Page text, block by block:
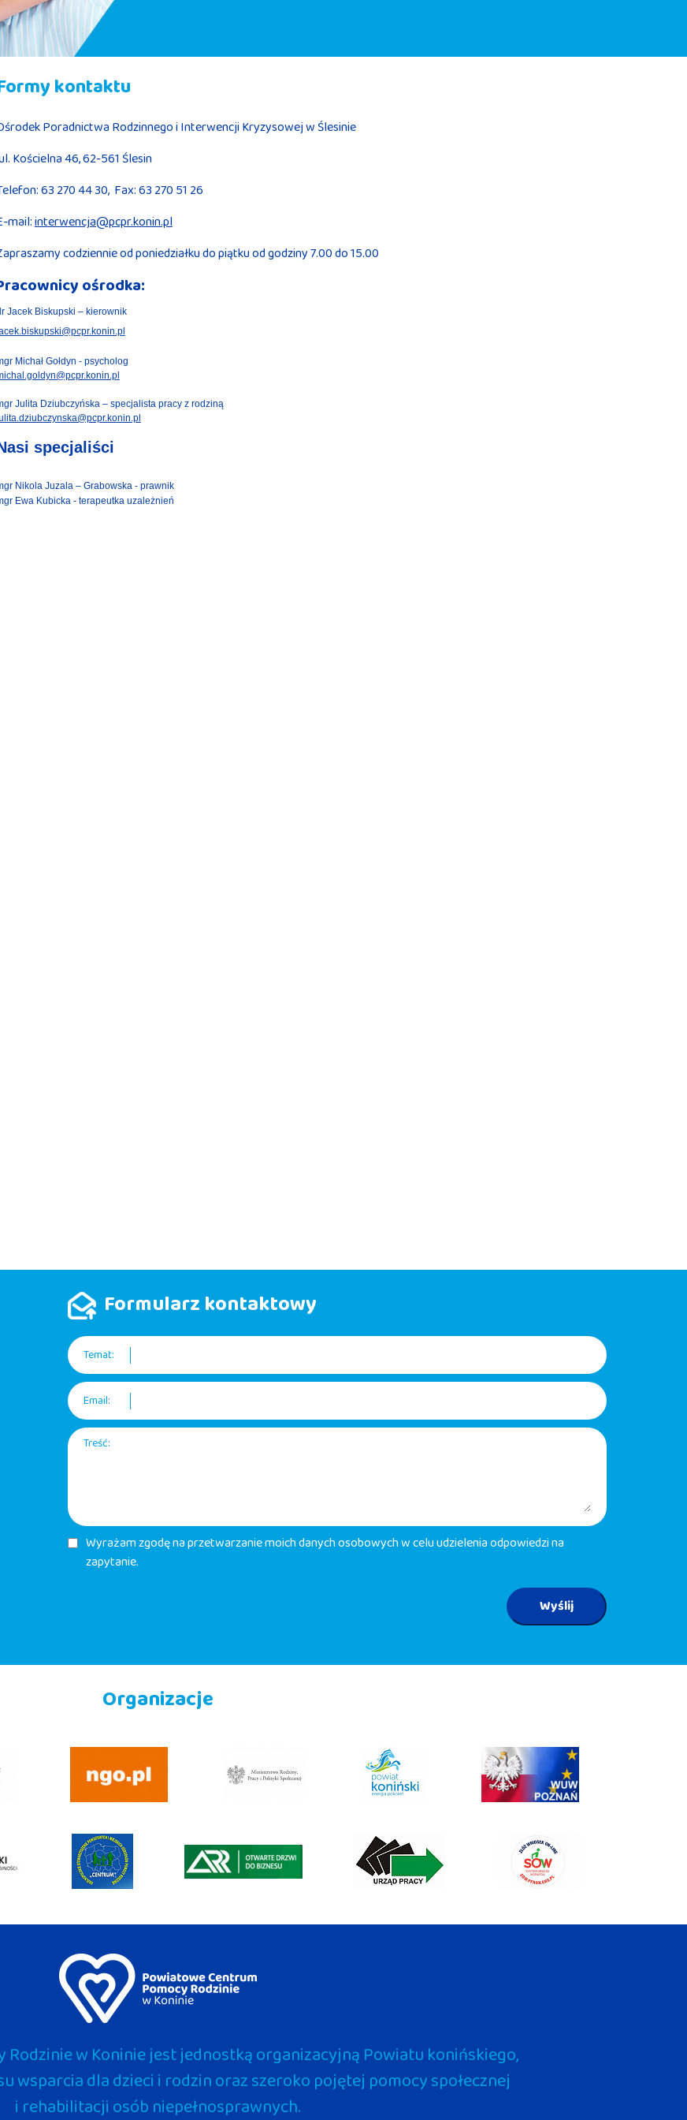
kontaktu
Poradnictwa Rodzinnego i Interwencji Kryzysowej w Ślesinie
Kościelna 46, 62-561 Ślesin
63 270 44 30, Fax: 63 270 51 26
mail:interwencja@pcpr.konin.pl
codziennie od poniedziałku do piątku od godziny 7.00 do 15.00
ośrodka:
Jacek Biskupski – kierownik
Michał Gołdyn - psycholog
Julita Dziubczyńska – specjalista pracy z rodziną
specjaliści
Nikola Juzala – Grabowska - prawnik
Ewa Kubicka - terapeutka uzależnień
Formularz kontaktowy
Temat:
Email:
Treść:
Wyrażam zgodę na przetwarzanie moich danych osobowych w celu udzielenia odpowiedzi na
zapytanie.
Wyślij
Organizacje
w Koninie jest jednostką organizacyjną Powiatu konińskiego,
wsparcia dla dzieci i rodzin oraz szeroko pojętej pomocy społecznej
i rehabilitacji osób niepełnosprawnych.